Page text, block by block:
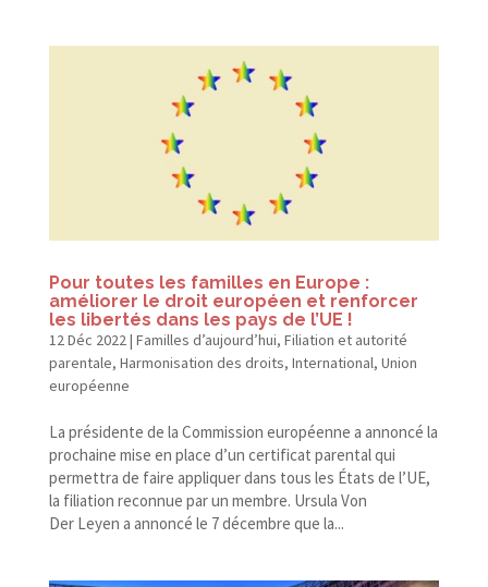
Pour toutes les familles en Europe :
améliorer le droit européen et renforcer
les libertés dans les pays de l’UE !
12 Déc 2022| Familles d’aujourd’hui, Filiation et autorité
parentale, Harmonisation des droits, International, Union
européenne
La présidente de la Commission européenne a annoncé la
prochaine mise en place d’un certificat parental qui
permettra de faire appliquer dans tous les États de l’UE,
la filiation reconnue par un membre. Ursula Von
Der Leyen a annoncé le 7 décembre que la...